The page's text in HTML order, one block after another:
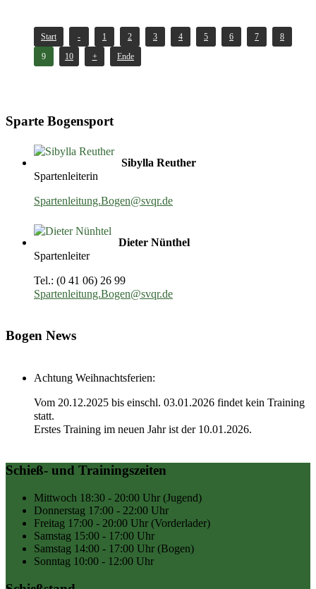
Start - 1 2 3 4 5 6 7
8
9
10 + Ende
Sparte Bogensport
Sibylla Reuther
Spartenleiterin
Spartenleitung.Bogen@svqr.de
Dieter Nünthel
Spartenleiter
Tel.: (0 41 06) 26 99
Spartenleitung.Bogen@svqr.de
Bogen News
Achtung Weihnachtsferien:
Vom 20.12.2025 bis einschl. 03.01.2026 findet kein Training
statt.
Erstes Training im neuen Jahr ist der 10.01.2026.
Schieß- und Trainingszeiten
Mittwoch 18:30 - 20:00 Uhr (Jugend)
Donnerstag 17:00 - 22:00 Uhr
Freitag 17:00 - 20:00 Uhr (Vorderlader)
Samstag 15:00 - 17:00 Uhr
Samstag 14:00 - 17:00 Uhr (Bogen)
Sonntag 10:00 - 12:00 Uhr